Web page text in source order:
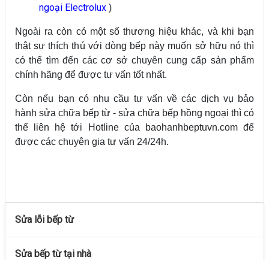
ngoại Electrolux )
Ngoài ra còn có một số thương hiệu khác, và khi bạn
thật sự thích thú với dòng bếp này muốn sở hữu nó thì
có thể tìm đến các cơ sở chuyên cung cấp sản phẩm
chính hãng để được tư vấn tốt nhất.
Còn nếu bạn có nhu cầu tư vấn về các dịch vụ bảo
hành sửa chữa bếp từ - sửa chữa bếp hồng ngoại thì có
thể liên hệ tới Hotline của baohanhbeptuvn.com để
được các chuyên gia tư vấn 24/24h.
Sửa lỗi bếp từ
Sửa bếp từ tại nhà